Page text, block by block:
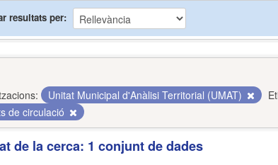
resultats per
Unitat Municipal d'Anàlisi Territorial (UMAT)
de circulació
de la cerca: 1 conjunt de dades